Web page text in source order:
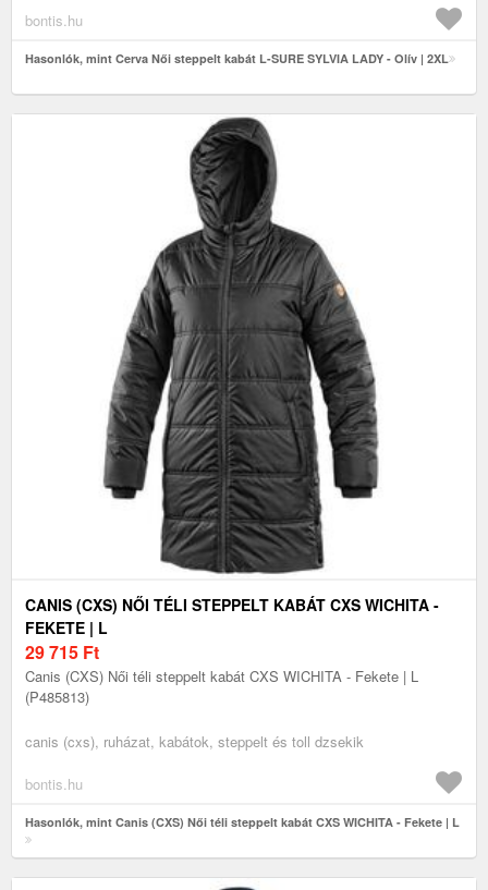
bontis.hu
Hasonlók, mint Cerva Női steppelt kabát L-SURE SYLVIA LADY - Olív | 2XL
CANIS (CXS) NŐI TÉLI STEPPELT KABÁT CXS WICHITA -
FEKETE | L
29 715 Ft
Canis (CXS) Női téli steppelt kabát CXS WICHITA - Fekete | L
(P485813)
canis (cxs), ruházat, kabátok, steppelt és toll dzsekik
bontis.hu
Hasonlók, mint Canis (CXS) Női téli steppelt kabát CXS WICHITA - Fekete | L